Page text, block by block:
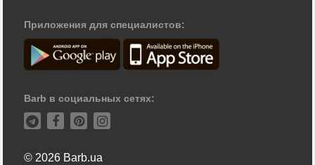
Приложения для специалистов:
Barb в социальных сетях:
© 2026 Barb.ua